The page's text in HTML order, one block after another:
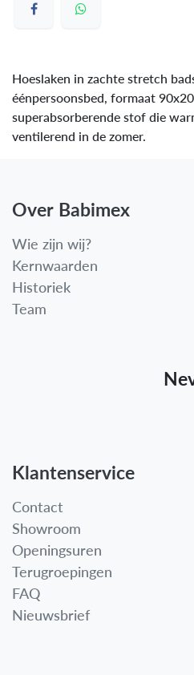
Hoeslaken in zachte stretch
éénpersoonsbed, formaat
superabsorberende stof die
ventilerend in de
Over Babimex
Wie zijn wij?
Kernwaarden
Historiek
Team
Klantenservice
Contact
Showroom
Openingsuren
Terugroepingen
FAQ
Nieuwsbrief